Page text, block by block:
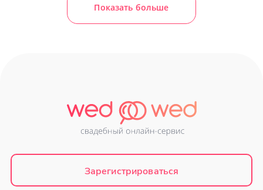
Показать больше
Зарегистрироваться